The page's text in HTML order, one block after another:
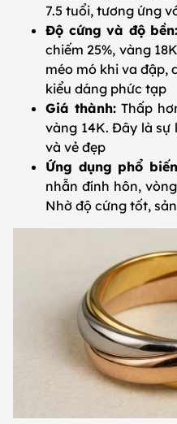
7.5 tuổi, tương ứng
Độ cứng và độ bền:
chiếm 25%, vàng
méo mó khi va đập,
kiểu dáng phức tạp
Giá thành:Thấp
vàng 14K. Đây là
và vẻ đẹp
Ứng dụng phổ
nhẫn đính hôn,
Nhờ độ cứng tốt,